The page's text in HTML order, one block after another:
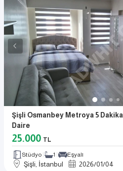
Şişli Osmanbey Metroya 5
Daire
25.000 TL
Stüdyo 1 Eşyalı
Şişli, İstanbul 2026/01/04